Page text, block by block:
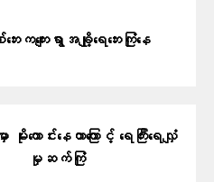
ေးကကျေးရွာအချို့ရေဘေးကြုံနေ
ောင်းနေတာကြောင့် ရေကြီးရေလျှံ
မှုဆက်ကြုံ